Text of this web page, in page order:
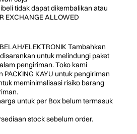
tidak dapat dikembalikan atau
EXCHANGE ALLOWED
ELEKTRONIK Tambahkan
untuk melindungi paket
pengiriman. Toko kami
KAYU untuk pengiriman
meminimalisasi risiko barang
untuk per Box belum termasuk
stock sebelum order.